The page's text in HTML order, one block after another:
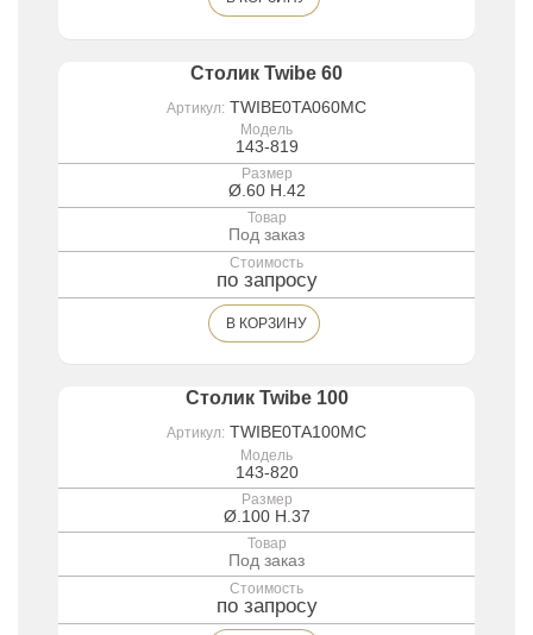
Столик Twibe 60
Артикул: TWIBE0TA060MC
Модель
143-819
Размер
Ø.60 H.42
Товар
Под заказ
Стоимость
по запросу
В КОРЗИНУ
Столик Twibe 100
Артикул: TWIBE0TA100MC
Модель
143-820
Размер
Ø.100 H.37
Товар
Под заказ
Стоимость
по запросу